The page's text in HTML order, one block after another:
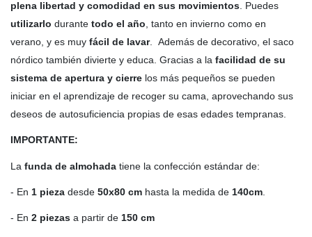
plena libertad y comodidad en sus movimientos. Puedes
utilizarlo durante todo el año, tanto en invierno como en
verano, y es muy fácil de lavar. Además de decorativo, el saco
nórdico también divierte y educa. Gracias a la facilidad de su
sistema de apertura y cierre los más pequeños se pueden
iniciar en el aprendizaje de recoger su cama, aprovechando sus
deseos de autosuficiencia propias de esas edades tempranas.
IMPORTANTE:
La funda de almohada tiene la confección estándar de:
- En 1 pieza desde 50x80 cm hasta la medida de 140cm
- En 2 piezas a partir de 150 cm